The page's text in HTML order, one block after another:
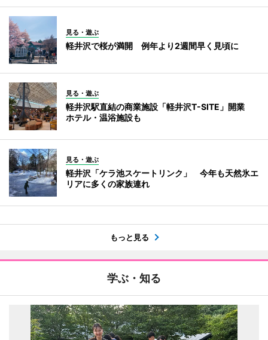
見る・遊ぶ
軽井沢で桜が満開 例年より2週間早く見頃に
見る・遊ぶ
軽井沢駅直結の商業施設「軽井沢T-SITE」開業
ホテル・温浴施設も
見る・遊ぶ
軽井沢「ケラ池スケートリンク」 今年も天然氷エ
リアに多くの家族連れ
もっと見る
学ぶ・知る